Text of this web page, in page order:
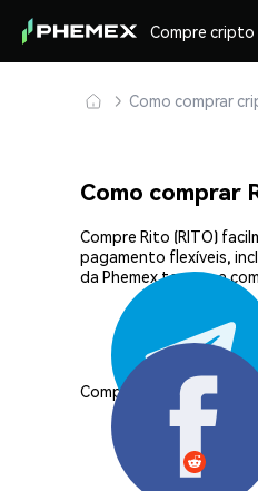
Compre cripto
Como comprar
Como comprar
Compre Rito (RITO)
pagamento flexíveis,
da Phemex tornam a
Compartilhar: